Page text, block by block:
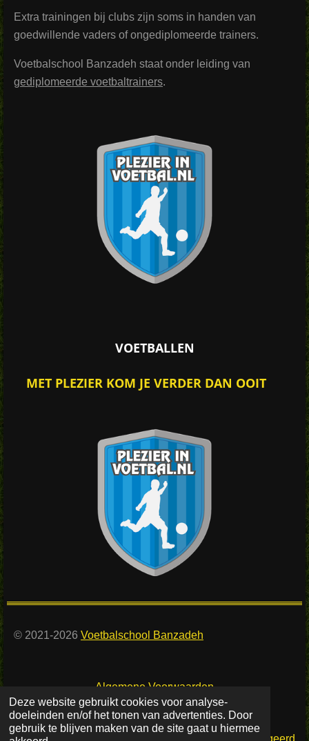
Deze website gebruikt cookies voor analyse-
doeleinden en/of het tonen van advertenties. Door
gebruik te blijven maken van de site gaat u hiermee
Extra trainingen bij clubs zijn soms in handen van
goedwillende vaders of ongediplomeerde trainers.
Voetbalschool Banzadeh staat onder leiding van
gediplomeerde voetbaltrainers.
VOETBALLEN
MET PLEZIER KOM JE VERDER DAN OOIT
© 2021-2026 Voetbalschool Banzadeh
Algemene Voorwaarden
Powered by Sander Voogsgeerd